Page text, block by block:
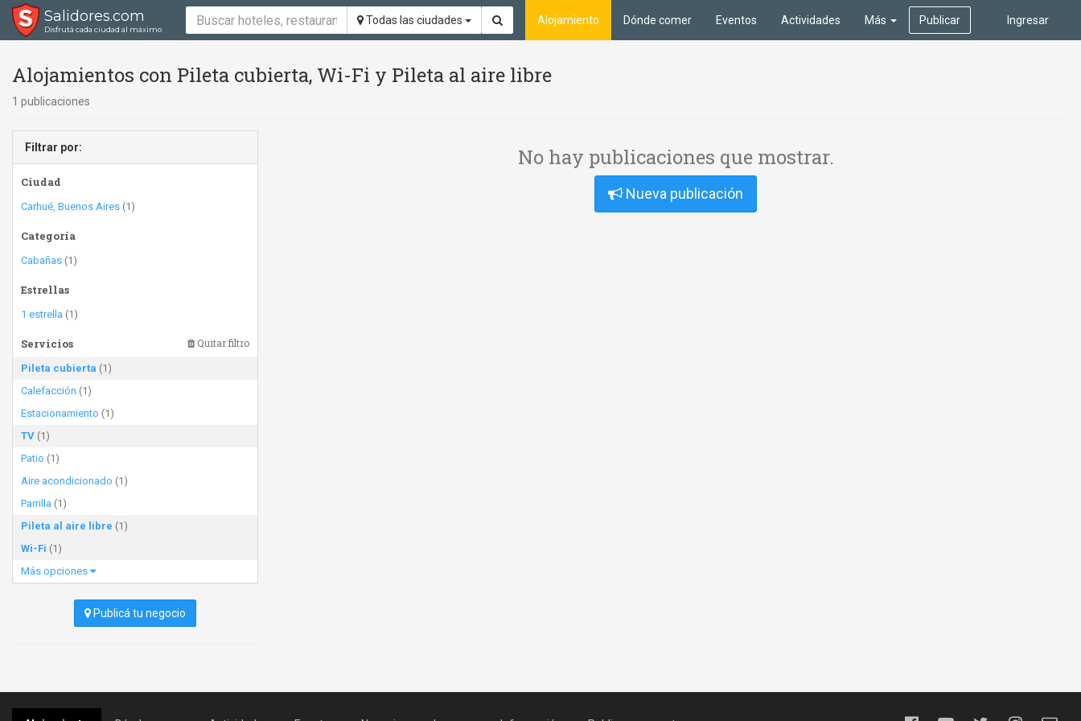
Salidores.com
Disfrutá cada ciudad al máximo
Todas las ciudades Ingresar
Alojamiento Dónde comer Eventos Actividades Más Publicar
Alojamientos con Pileta cubierta, Wi-Fi y Pileta al aire libre
1 publicaciones
Filtrar por:
Ciudad
Carhué, Buenos Aires (1)
Categoría
Cabañas (1)
Estrellas
1 estrella (1)
Servicios Quitar filtro
Pileta cubierta (1)
Calefacción (1)
Estacionamiento (1)
TV (1)
Patio (1)
Aire acondicionado (1)
Parrilla (1)
Pileta al aire libre (1)
Wi-Fi (1)
Más opciones
Publicá tu negocio
No hay publicaciones que mostrar.
Nueva publicación